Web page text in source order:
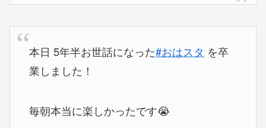
本日 5年半お世話になった#おはスタ を卒
業しました！
毎朝本当に楽しかったです😭